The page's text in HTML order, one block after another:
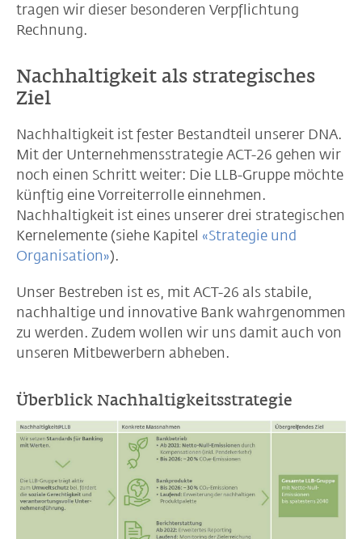
tragen wir dieser besonderen Verpflichtung
Rechnung.
Nachhaltigkeit als strategisches
Ziel
Nachhaltigkeit ist fester Bestandteil unserer DNA.
Mit der Unternehmensstrategie ACT-26 gehen wir
noch einen Schritt weiter: Die LLB-Gruppe möchte
künftig eine Vorreiterrolle einnehmen.
Nachhaltigkeit ist eines unserer drei strategischen
Kernelemente (siehe Kapitel «Strategie und
Organisation»).
Unser Bestreben ist es, mit ACT-26 als stabile,
nachhaltige und innovative Bank wahrgenommen
zu werden. Zudem wollen wir uns damit auch von
unseren Mitbewerbern abheben.
Überblick Nachhaltigkeitsstrategie